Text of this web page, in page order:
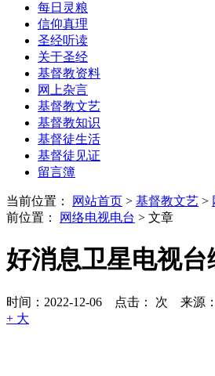
每日灵粮
信仰真理
圣经听读
关于圣经
基督教资料
网上杂言
基督教文艺
基督教知识
基督徒生活
基督徒见证
留言簿
当前位置： 网站首页 > 基督教文艺 >
前位置：
网络电视电台 > 文章
好消息卫星电视台
时间：2022-12-06 点击： 次 来源
+ 大